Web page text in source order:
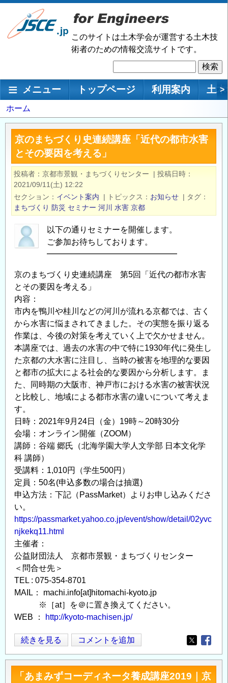
メ
ン
移
このサイトは土木学会が運営する土木技
術者のための情報交流サイトです。
索
メインナビゲーション
メニュー トップページ 利用案内 土 >
パ
ン
く
ホーム
京のまちづくり史連続講座「近代の都市水害
とその要因を考える」
投稿者 京都市景観・まちづくりセンター | 投稿日時
2021/09/11(土) 12:22
セクション
イベント案内 | トピックス お知らせ | タグ
まちづくり 防災 セミナー 河川 水害 京都
以下の通りセミナーを開催します。
ご参加お待ちしております。
━━━━━━━━━━━━━━━━
京のまちづくり史連続講座 第5回「近代の都市水害
とその要因を考える」
内容：
市内を鴨川や桂川などの河川が流れる京都では、古く
から水害に悩まされてきました。その実態を振り返る
作業は、今後の対策を考えていく上で欠かせません。
本講座では、過去の水害の中で特に1930年代に発生し
た京都の大水害に注目し、当時の被害を地理的な要因
と都市の拡大による社会的な要因から分析します。ま
た、同時期の大阪市、神戸市における水害の被害状況
と比較し、地域による都市水害の違いについて考えま
す。
日時：2021年9月24日（金）19時～20時30分
会場：オンライン開催（ZOOM）
講師：谷端 郷氏（北海学園大学人文学部 日本文化学
科 講師）
受講料：1,010円（学生500円）
定員：50名(申込多数の場合は抽選)
申込方法：下記（PassMarket）よりお申し込みくださ
い。
https://passmarket.yahoo.co.jp/event/show/detail/02yvc
njkekq11.html
主催者：
公益財団法人 京都市景観・まちづくりセンター
＜問合せ先＞
TEL : 075-354-8701
MAIL： machi.info[at]hitomachi-kyoto.jp
※［at］を＠に置き換えてください。
WEB ：
http://kyoto-machisen.jp/
京
の
ま
ち
続きを見る コメントを追加
Opens in
「あまみずコーディネータ養成講座2019｜京